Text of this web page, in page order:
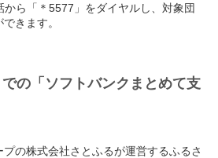
から「＊5577」をダイヤルし、対象団
きます。
での「ソフトバンクまとめて支
プの株式会社さとふるが運営するふるさ